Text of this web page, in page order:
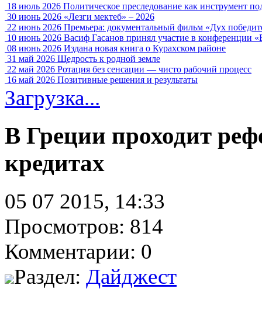
18 июль 2026 Политическое преследование как инструмент
30 июнь 2026 «Лезги мектеб» – 2026
22 июнь 2026 Премьера: документальный фильм «Дух
10 июнь 2026 Васиф Гасанов принял участие в конференции
08 июнь 2026 Издана новая книга о Курахском районе
31 май 2026 Щедрость к родной земле
22 май 2026 Ротация без сенсации — чисто рабочий процесс
16 май 2026 Позитивные решения и результаты
Загрузка...
В Греции проходит
кредитах
05 07 2015, 14:33
Просмотров: 814
Комментарии: 0
Раздел: Дайджест